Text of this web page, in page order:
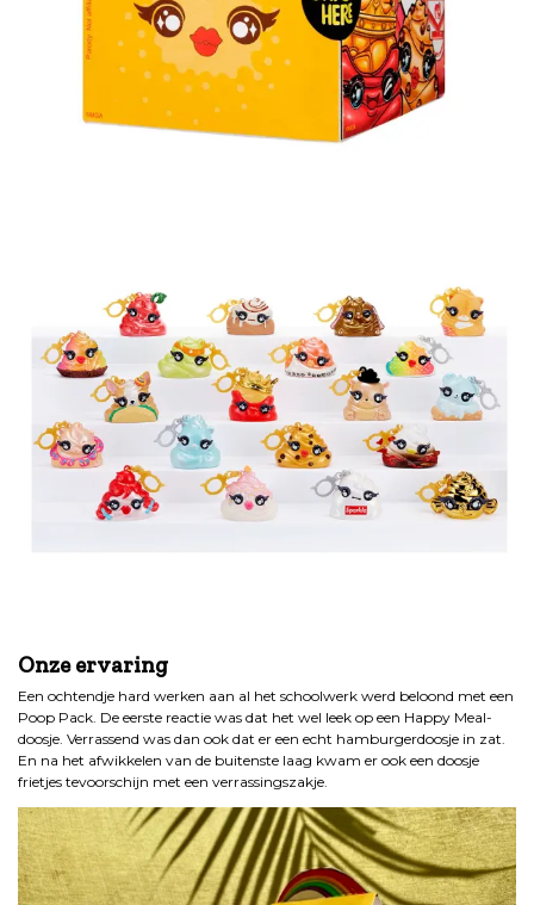
Onze ervaring
Een ochtendje hard werken aan al het schoolwerk werd beloond met een
Poop Pack. De eerste reactie was dat het wel leek op een Happy Meal-
doosje. Verrassend was dan ook dat er een echt hamburgerdoosje in zat.
En na het afwikkelen van de buitenste laag kwam er ook een doosje
frietjes tevoorschijn met een verrassingszakje.